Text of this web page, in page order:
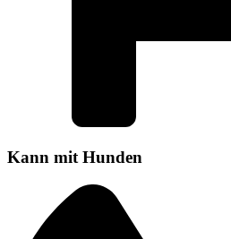
Kann mit Hunden